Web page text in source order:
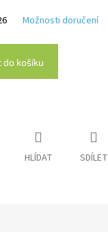
Možnosti doručení
do košíku
HLÍDAT SDÍLET